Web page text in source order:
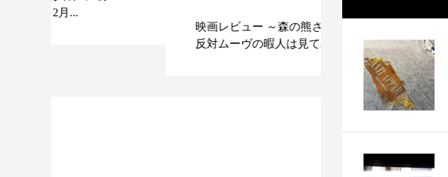
映画レビュー ～森の熊さん大好き、駆除
反対ムーヴの暇人は見てみましょ...
ん映画「壁の女」～